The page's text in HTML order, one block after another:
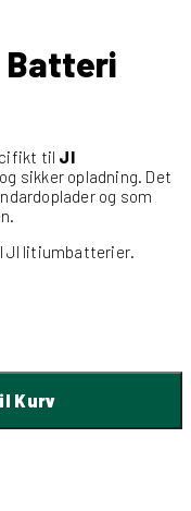
Batteri
til JI
sikker opladning. Det
og som
JI litiumbatterier.
Kurv